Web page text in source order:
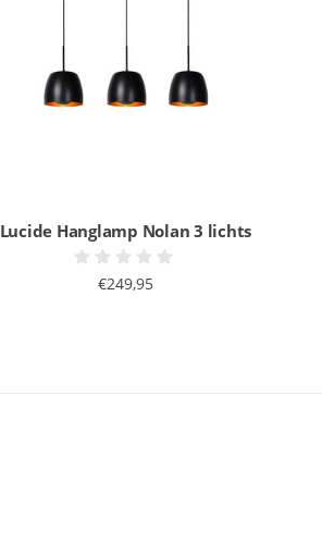
Lucide Hanglamp Nolan 3 lichts
€249,95